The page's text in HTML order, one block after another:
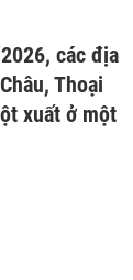
các địa
Thoại
xuất ở một